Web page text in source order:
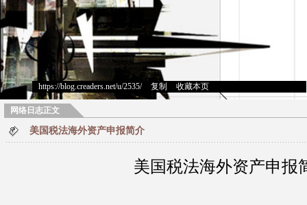
https://blog.creaders.net/u/2535/> 复制 收藏本页
网络日志正文
美国税法海外资产申报简介
美国税法海外资产申报